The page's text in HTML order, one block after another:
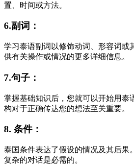
置、时间或方法。
6.副词：
学习泰语副词以修饰动词、形容词或
供有关操作或情况的更多详细信息。
7.句子：
掌握基础知识后，您就可以开始用泰
构对于正确传达您的想法至关重要。
8. 条件：
泰国条件表达了假设的情况及其后果
复杂的对话是必需的。